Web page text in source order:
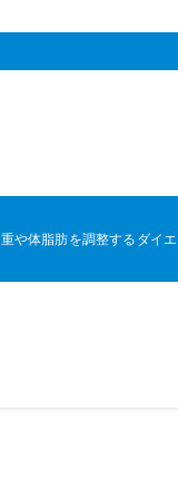
や体脂肪を調整するダイ